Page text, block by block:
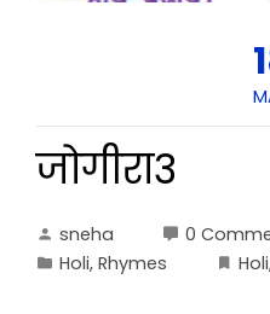
जोगीरा3
sneha
0
Holi, Rhymes Holi